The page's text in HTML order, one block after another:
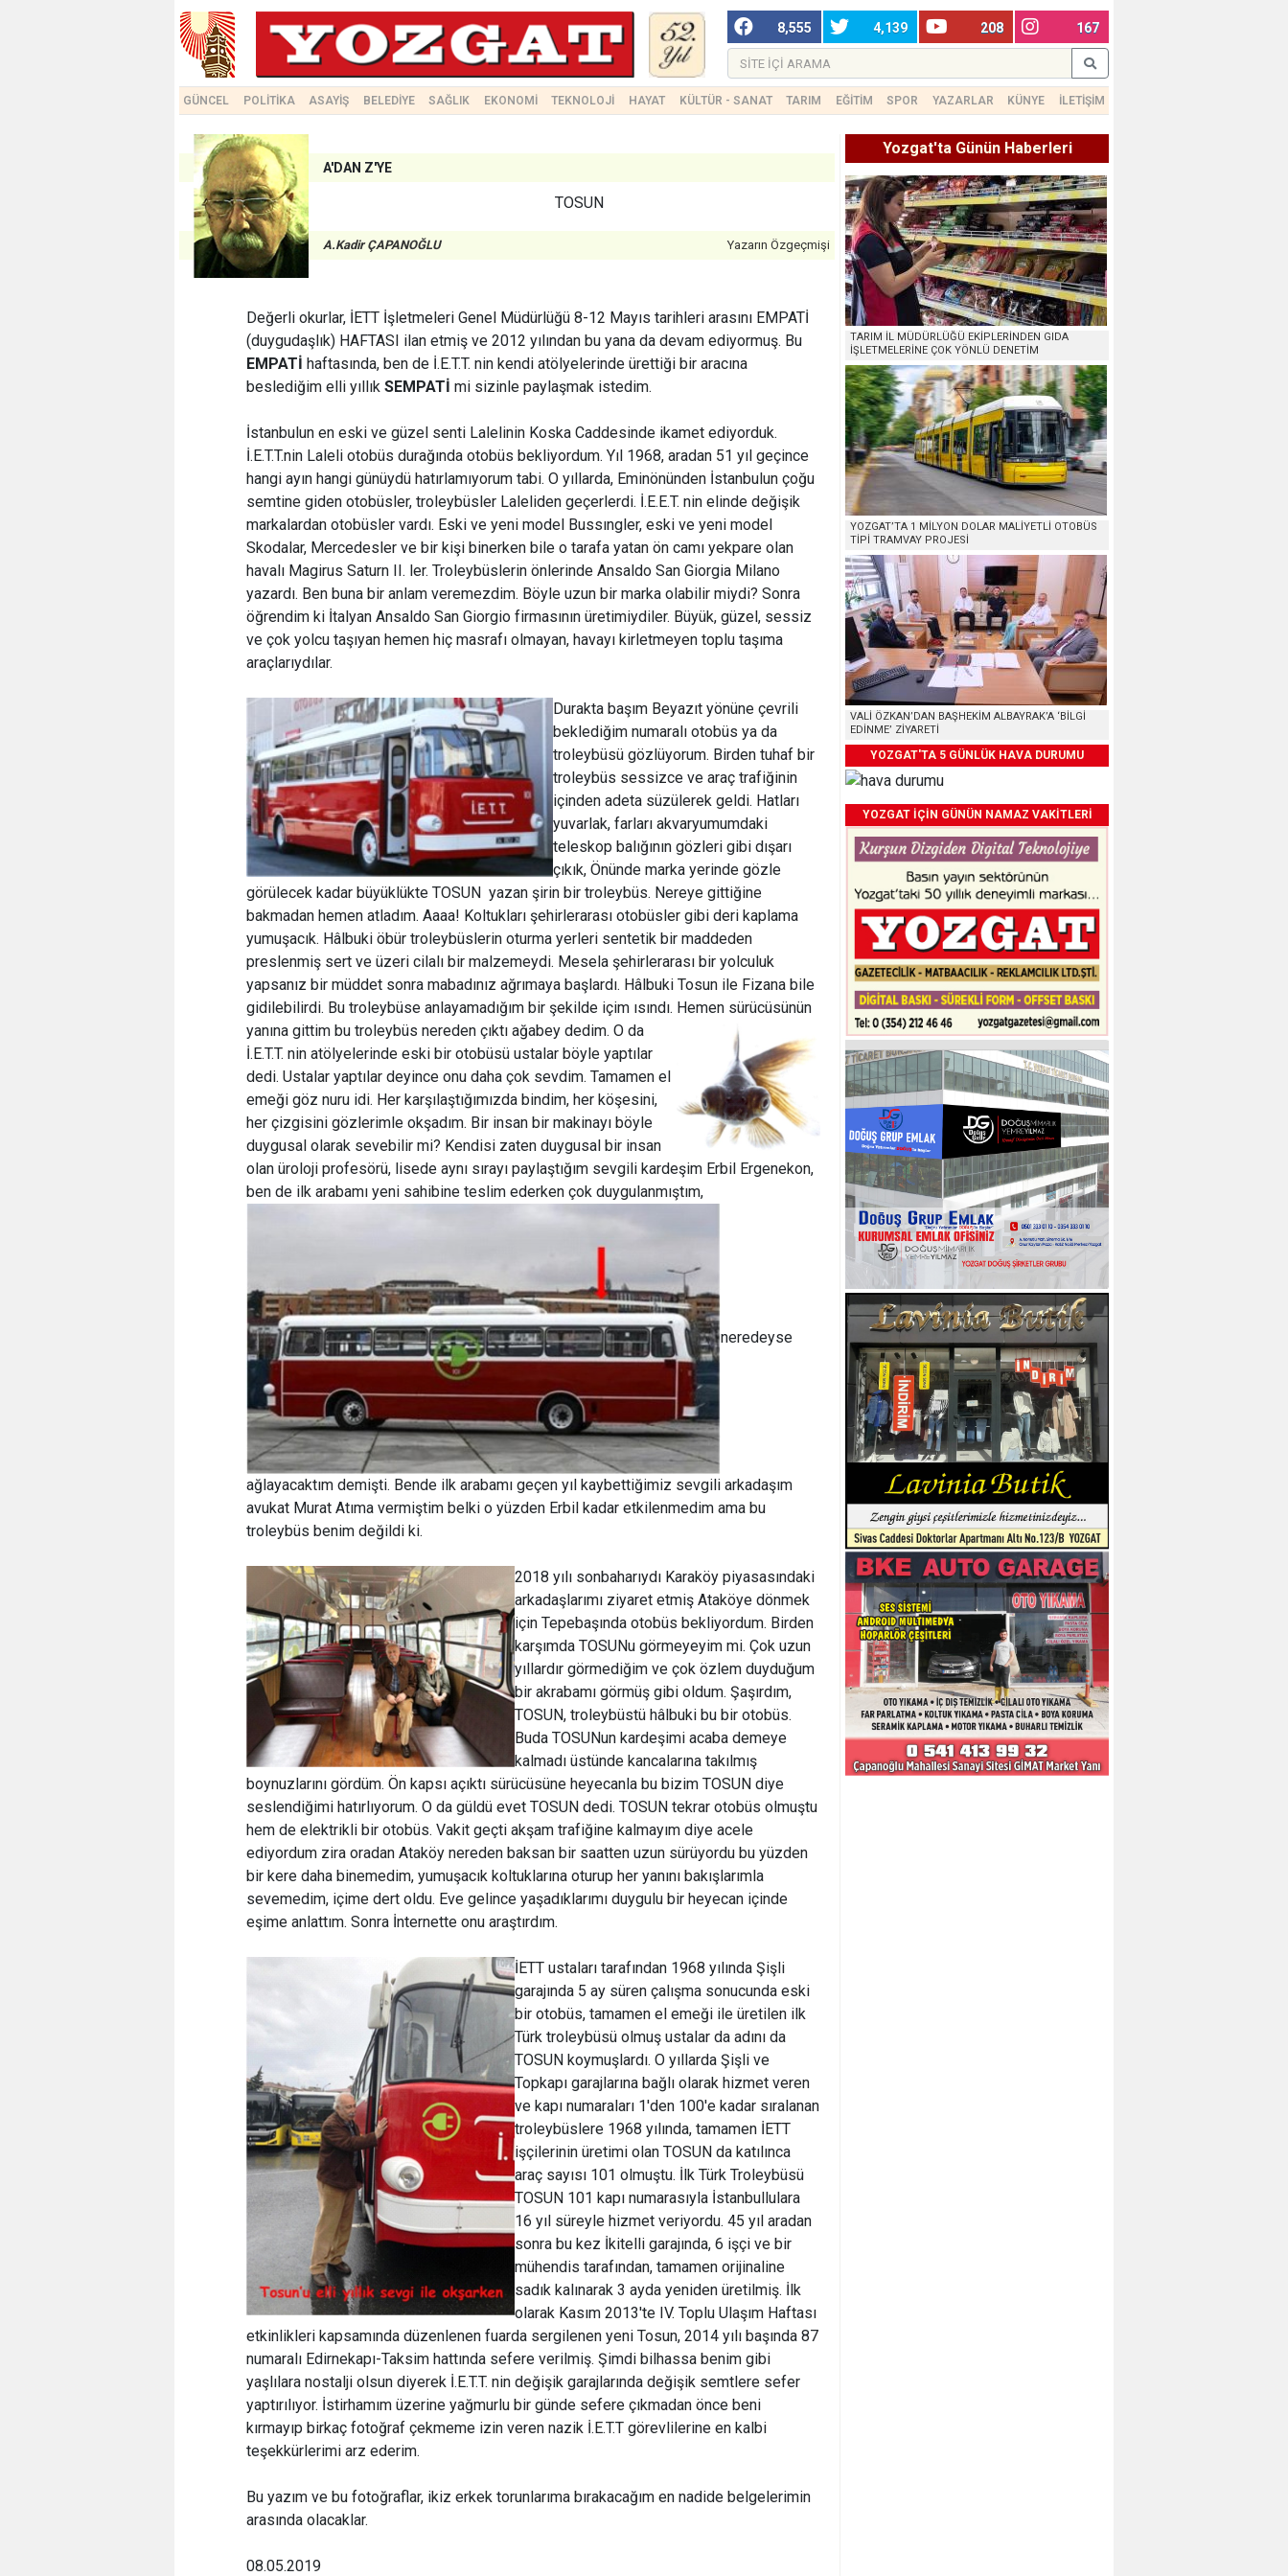
8,555 4,139 208 167
GÜNCEL POLİTİKA ASAYİŞ BELEDİYE SAĞLIK EKONOMİ TEKNOLOJİ HAYAT KÜLTÜR - SANAT TARIM EĞİTİM SPOR YAZARLAR KÜNYE İLETİŞİM
A'DAN Z'YE
TOSUN
A.Kadir ÇAPANOĞLU Yazarın Özgeçmişi
Değerli okurlar, İETT İşletmeleri Genel Müdürlüğü 8-12 Mayıs tarihleri arasını EMPATİ
(duygudaşlık) HAFTASI ilan etmiş ve 2012 yılından bu yana da devam ediyormuş. Bu
EMPATİ haftasında, ben de İ.E.T.T. nin kendi atölyelerinde ürettiği bir aracına
beslediğim elli yıllık SEMPATİ mi sizinle paylaşmak istedim.
İstanbulun en eski ve güzel senti Lalelinin Koska Caddesinde ikamet ediyorduk.
İ.E.T.T.nin Laleli otobüs durağında otobüs bekliyordum. Yıl 1968, aradan 51 yıl geçince
hangi ayın hangi günüydü hatırlamıyorum tabi. O yıllarda, Eminönünden İstanbulun çoğu
semtine giden otobüsler, troleybüsler Laleliden geçerlerdi. İ.E.E.T. nin elinde değişik
markalardan otobüsler vardı. Eski ve yeni model Bussıngler, eski ve yeni model
Skodalar, Mercedesler ve bir kişi binerken bile o tarafa yatan ön camı yekpare olan
havalı Magirus Saturn II. ler. Troleybüslerin önlerinde Ansaldo San Giorgia Milano
yazardı. Ben buna bir anlam veremezdim. Böyle uzun bir marka olabilir miydi? Sonra
öğrendim ki İtalyan Ansaldo San Giorgio firmasının üretimiydiler. Büyük, güzel, sessiz
ve çok yolcu taşıyan hemen hiç masrafı olmayan, havayı kirletmeyen toplu taşıma
araçlarıydılar.
Durakta başım Beyazıt yönüne çevrili
beklediğim numaralı otobüs ya da
troleybüsü gözlüyorum. Birden tuhaf bir
troleybüs sessizce ve araç trafiğinin
içinden adeta süzülerek geldi. Hatları
yuvarlak, farları akvaryumumdaki
teleskop balığının gözleri gibi dışarı
çıkık, Önünde marka yerinde gözle
görülecek kadar büyüklükte TOSUN  yazan şirin bir troleybüs. Nereye gittiğine
bakmadan hemen atladım. Aaaa! Koltukları şehirlerarası otobüsler gibi deri kaplama
yumuşacık. Hâlbuki öbür troleybüslerin oturma yerleri sentetik bir maddeden
preslenmiş sert ve üzeri cilalı bir malzemeydi. Mesela şehirlerarası bir yolculuk
yapsanız bir müddet sonra mabadınız ağrımaya başlardı. Hâlbuki Tosun ile Fizana bile
gidilebilirdi. Bu troleybüse anlayamadığım bir şekilde içim ısındı. Hemen sürücüsünün
yanına gittim bu troleybüs nereden çıktı ağabey dedim. O da
İ.E.T.T. nin atölyelerinde eski bir otobüsü ustalar böyle yaptılar
dedi. Ustalar yaptılar deyince onu daha çok sevdim. Tamamen el
emeği göz nuru idi. Her karşılaştığımızda bindim, her köşesini,
her çizgisini gözlerimle okşadım. Bir insan bir makinayı böyle
duygusal olarak sevebilir mi? Kendisi zaten duygusal bir insan
olan üroloji profesörü, lisede aynı sırayı paylaştığım sevgili kardeşim Erbil Ergenekon,
ben de ilk arabamı yeni sahibine teslim ederken çok duygulanmıştım,
neredeyse
ağlayacaktım demişti. Bende ilk arabamı geçen yıl kaybettiğimiz sevgili arkadaşım
avukat Murat Atıma vermiştim belki o yüzden Erbil kadar etkilenmedim ama bu
troleybüs benim değildi ki.
2018 yılı sonbaharıydı Karaköy piyasasındaki
arkadaşlarımı ziyaret etmiş Ataköye dönmek
için Tepebaşında otobüs bekliyordum. Birden
karşımda TOSUNu görmeyeyim mi. Çok uzun
yıllardır görmediğim ve çok özlem duyduğum
bir akrabamı görmüş gibi oldum. Şaşırdım,
TOSUN, troleybüstü hâlbuki bu bir otobüs.
Buda TOSUNun kardeşimi acaba demeye
kalmadı üstünde kancalarına takılmış
boynuzlarını gördüm. Ön kapsı açıktı sürücüsüne heyecanla bu bizim TOSUN diye
seslendiğimi hatırlıyorum. O da güldü evet TOSUN dedi. TOSUN tekrar otobüs olmuştu
hem de elektrikli bir otobüs. Vakit geçti akşam trafiğine kalmayım diye acele
ediyordum zira oradan Ataköy nereden baksan bir saatten uzun sürüyordu bu yüzden
bir kere daha binemedim, yumuşacık koltuklarına oturup her yanını bakışlarımla
sevemedim, içime dert oldu. Eve gelince yaşadıklarımı duygulu bir heyecan içinde
eşime anlattım. Sonra İnternette onu araştırdım.
İETT ustaları tarafından 1968 yılında Şişli
garajında 5 ay süren çalışma sonucunda eski
bir otobüs, tamamen el emeği ile üretilen ilk
Türk troleybüsü olmuş ustalar da adını da
TOSUN koymuşlardı. O yıllarda Şişli ve
Topkapı garajlarına bağlı olarak hizmet veren
ve kapı numaraları 1'den 100'e kadar sıralanan
troleybüslere 1968 yılında, tamamen İETT
işçilerinin üretimi olan TOSUN da katılınca
araç sayısı 101 olmuştu. İlk Türk Troleybüsü
TOSUN 101 kapı numarasıyla İstanbullulara
16 yıl süreyle hizmet veriyordu. 45 yıl aradan
sonra bu kez İkitelli garajında, 6 işçi ve bir
mühendis tarafından, tamamen orijinaline
sadık kalınarak 3 ayda yeniden üretilmiş. İlk
olarak Kasım 2013'te IV. Toplu Ulaşım Haftası
etkinlikleri kapsamında düzenlenen fuarda sergilenen yeni Tosun, 2014 yılı başında 87
numaralı Edirnekapı-Taksim hattında sefere verilmiş. Şimdi bilhassa benim gibi
yaşlılara nostalji olsun diyerek İ.E.T.T. nin değişik garajlarında değişik semtlere sefer
yaptırılıyor. İstirhamım üzerine yağmurlu bir günde sefere çıkmadan önce beni
kırmayıp birkaç fotoğraf çekmeme izin veren nazik İ.E.T.T görevlilerine en kalbi
teşekkürlerimi arz ederim.
Bu yazım ve bu fotoğraflar, ikiz erkek torunlarıma bırakacağım en nadide belgelerimin
arasında olacaklar.
08.05.2019
Yozgat'ta Günün Haberleri
TARIM İL MÜDÜRLÜĞÜ EKİPLERİNDEN GIDA
İŞLETMELERİNE ÇOK YÖNLÜ DENETİM
YOZGAT’TA 1 MİLYON DOLAR MALİYETLİ OTOBÜS
TİPİ TRAMVAY PROJESİ
VALİ ÖZKAN’DAN BAŞHEKİM ALBAYRAK’A ‘BİLGİ
EDİNME’ ZİYARETİ
YOZGAT'TA 5 GÜNLÜK HAVA DURUMU
YOZGAT İÇİN GÜNÜN NAMAZ VAKİTLERİ